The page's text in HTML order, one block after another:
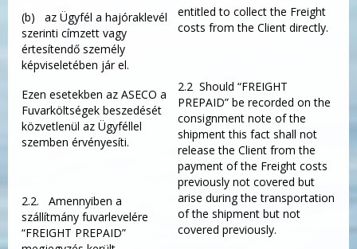
(b) az Ügyfél a hajóraklevél
szerinti címzett vagy
értesítendő személy
képviseletében jár el.
Ezen esetekben az ASECO a
Fuvarköltségek beszedését
közvetlenül az Ügyféllel
szemben érvényesíti.
2.2. Amennyiben a
szállítmány fuvarlevelére
“FREIGHT PREPAID”
entitled to collect the Freight
costs from the Client directly.
2.2 Should “FREIGHT
PREPAID” be recorded on the
consignment note of the
shipment this fact shall not
release the Client from the
payment of the Freight costs
previously not covered but
arise during the transportation
of the shipment but not
covered previously.